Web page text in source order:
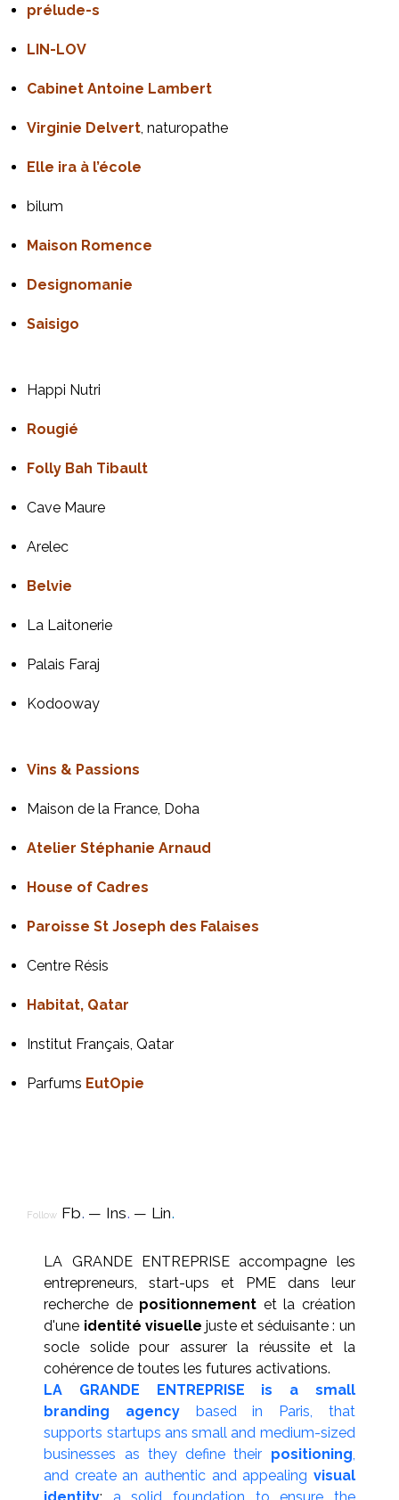
prélude-s
LIN-LOV
Cabinet Antoine Lambert
Virginie Delvert, naturopathe
Elle ira à l’école
bilum
Maison Romence
Designomanie
Saisigo
Happi Nutri
Rougié
Folly Bah Tibault
Cave Maure
Arelec
Belvie
La Laitonerie
Palais Faraj
Kodooway
Vins & Passions
Maison de la France, Doha
Atelier Stéphanie Arnaud
House of Cadres
Paroisse St Joseph des Falaises
Centre Résis
Habitat, Qatar
Institut Français, Qatar
Parfums EutOpie
Follow Fb. Ins. Lin.
LA GRANDE ENTREPRISE accompagne les
entrepreneurs, start-ups et PME dans leur
recherche de positionnement et la création
d'une identité visuelle juste et séduisante : un
socle solide pour assurer la réussite et la
cohérence de toutes les futures activations.
LA GRANDE ENTREPRISE is a small
branding agency based in Paris, that
supports startups ans small and medium-sized
businesses as they define their positioning,
and create an authentic and appealing visual